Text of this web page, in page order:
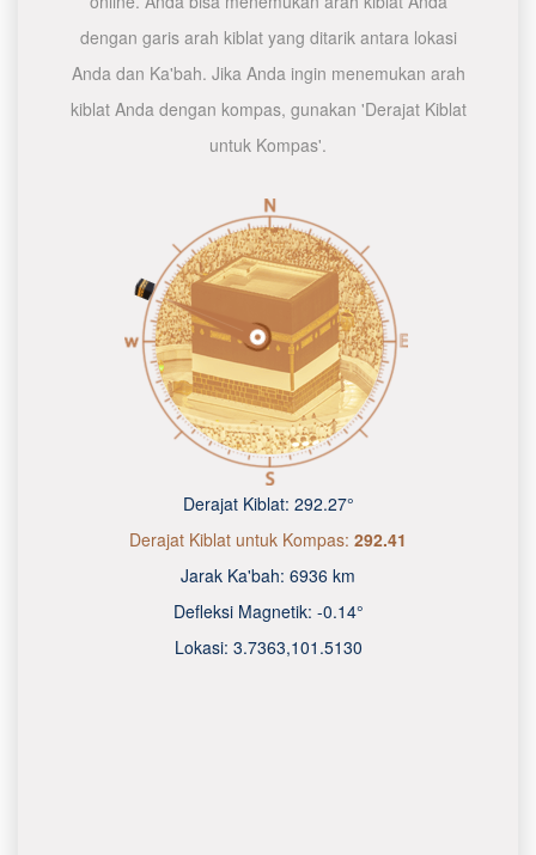
dengan garis arah kiblat yang ditarik antara lokasi
Anda dan Ka'bah. Jika Anda ingin menemukan arah
kiblat Anda dengan kompas, gunakan 'Derajat Kiblat
untuk Kompas'.
Derajat Kiblat: 292.27°
Derajat Kiblat untuk Kompas: 292.41
Jarak Ka'bah: 6936 km
Defleksi Magnetik: -0.14°
Lokasi: 3.7363,101.5130